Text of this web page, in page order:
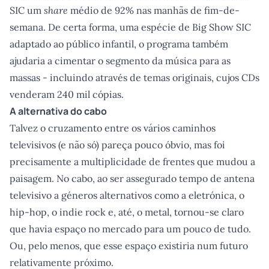
SIC um share médio de 92% nas manhãs de fim-de-
semana. De certa forma, uma espécie de Big Show SIC
adaptado ao público infantil, o programa também
ajudaria a cimentar o segmento da música para as
massas - incluindo através de temas originais, cujos CDs
venderam 240 mil cópias.
A alternativa do cabo
Talvez o cruzamento entre os vários caminhos
televisivos (e não só) pareça pouco óbvio, mas foi
precisamente a multiplicidade de frentes que mudou a
paisagem. No cabo, ao ser assegurado tempo de antena
televisivo a géneros alternativos como a eletrónica, o
hip-hop, o indie rock e, até, o metal, tornou-se claro
que havia espaço no mercado para um pouco de tudo.
Ou, pelo menos, que esse espaço existiria num futuro
relativamente próximo.